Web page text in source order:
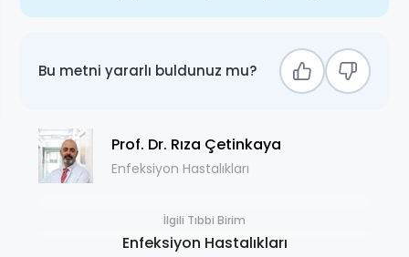
Bu metni yararlı buldunuz mu?
Prof. Dr. Rıza Çetinkaya
Enfeksiyon Hastalıkları
İlgili Tıbbi Birim
Enfeksiyon Hastalıkları